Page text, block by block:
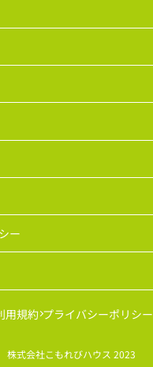
ー
用規約 プライバシーポリシー
株式会社こもれびハウス 2023